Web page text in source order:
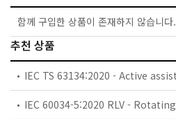
함께 구입한 상품이 존재하지 않습니다.
추천 상품